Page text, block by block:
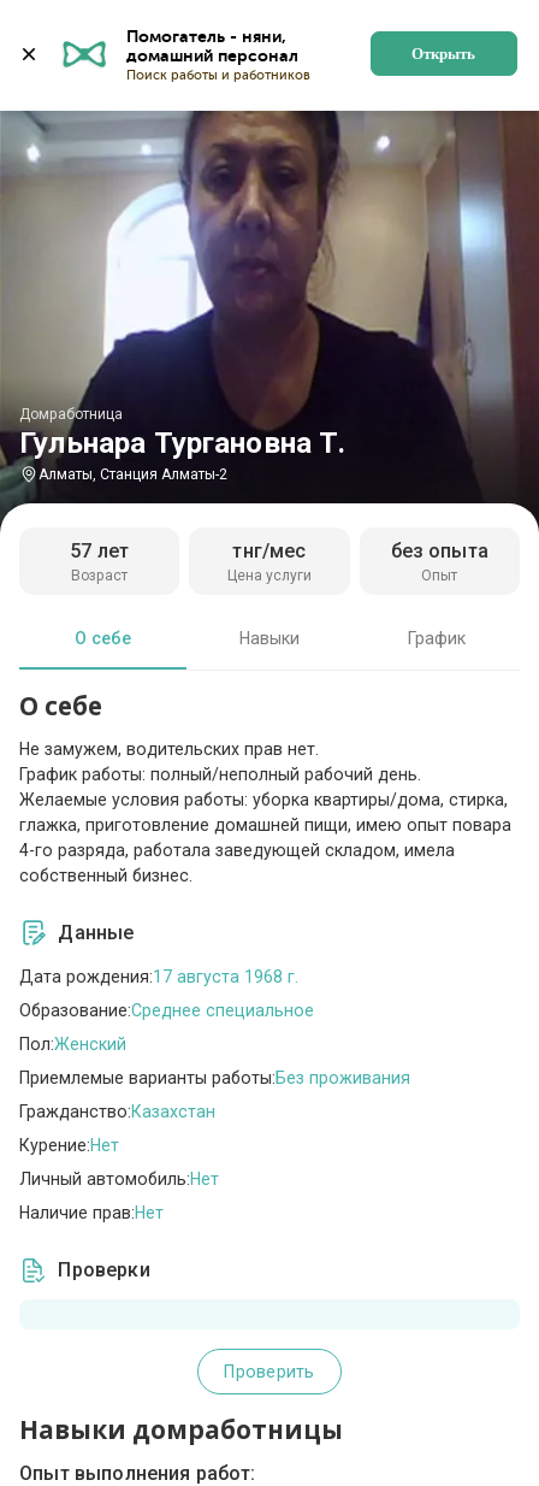
Помогатель - няни,
Поиск работы и работников
Открыть
Гульнара Тургановна Т.
Домработница
Алматы, Станция Алматы-2
Возраст
57 лет
Цена услуги
тнг/мес
Опыт
без опыта
О себе Навыки График
О себе
Не замужем, водительских прав нет.
График работы: полный/неполный рабочий день.
Желаемые условия работы: уборка квартиры/дома, стирка,
глажка, приготовление домашней пищи, имею опыт повара
4-го разряда, работала заведующей складом, имела
собственный бизнес.
Данные
Дата рождения:17 августа 1968 г.
Образование:Среднее специальное
Пол:Женский
Приемлемые варианты работы:Без проживания
Гражданство:Казахстан
Курение:Нет
Личный автомобиль:Нет
Наличие прав:Нет
Проверки
Проверить
Навыки домработницы
Опыт выполнения работ: